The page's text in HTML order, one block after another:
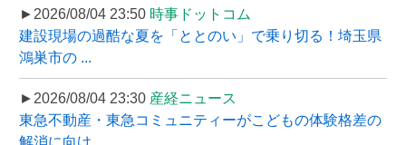
►2026/08/04 23:50 時事ドットコム
建設現場の過酷な夏を「ととのい」で乗り切る！埼玉県
鴻巣市の ...
►2026/08/04 23:30 産経ニュース
東急不動産・東急コミュニティーがこどもの体験格差の
解消に向け ...